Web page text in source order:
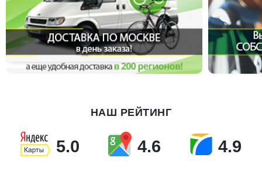
НАШ РЕЙТИНГ
5.0 4.6 4.9